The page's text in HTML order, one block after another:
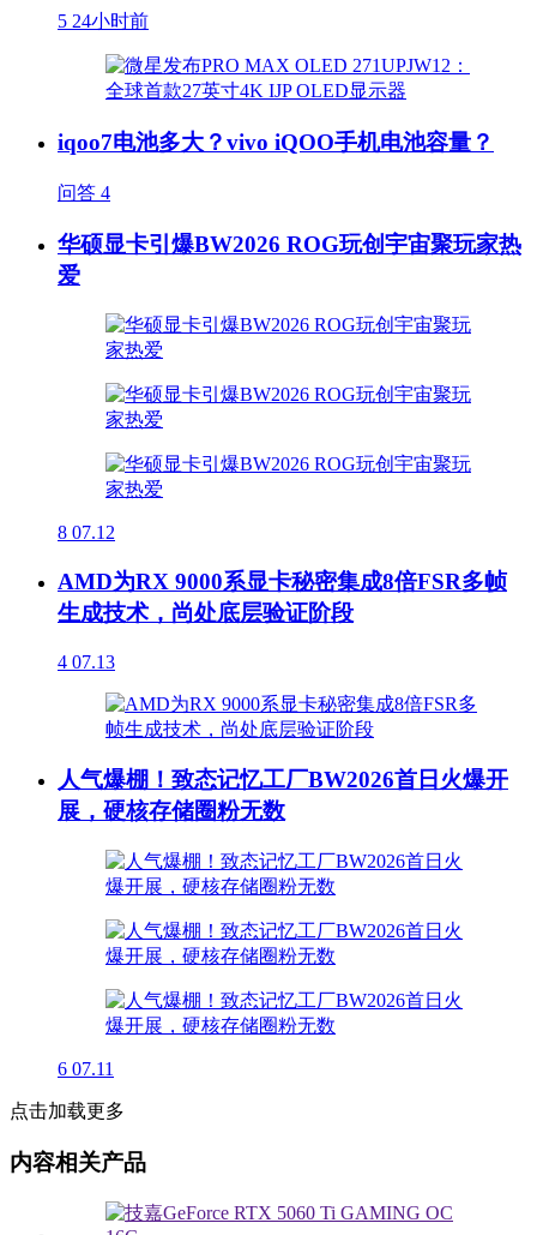
5 24小时前
iqoo7电池多大？vivo iQOO手机电池容量？
问答 4
华硕显卡引爆BW2026 ROG玩创宇宙聚玩家热
爱
8 07.12
AMD为RX 9000系显卡秘密集成8倍FSR多帧
生成技术，尚处底层验证阶段
4 07.13
人气爆棚！致态记忆工厂BW2026首日火爆开
展，硬核存储圈粉无数
6 07.11
点击加载更多
内容相关产品